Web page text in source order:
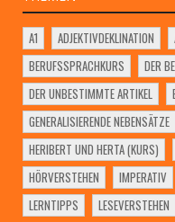
A1 ADJEKTIVDEKLINATION
BERUFSSPRACHKURS
DER
DER UNBESTIMMTE ARTIKEL
GENERALISIERENDE NEBENSÄTZE
HERIBERT UND HERTA (KURS)
HÖRVERSTEHEN
IMPERATIV
LERNTIPPS
LESEVERSTEHEN